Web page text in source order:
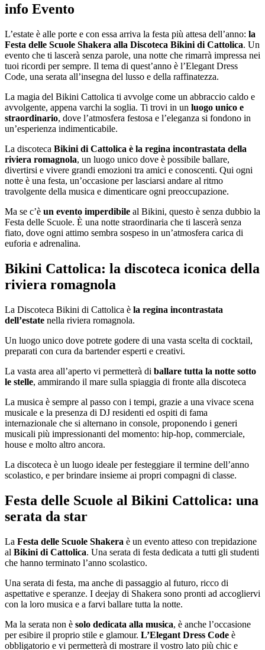
info Evento
L’estate è alle porte e con essa arriva la festa più attesa dell’anno: la
Festa delle Scuole Shakera alla Discoteca Bikini di Cattolica. Un
evento che ti lascerà senza parole, una notte che rimarrà impressa nei
tuoi ricordi per sempre. Il tema di quest’anno è l’Elegant Dress
Code, una serata all’insegna del lusso e della raffinatezza.
La magia del Bikini Cattolica ti avvolge come un abbraccio caldo e
avvolgente, appena varchi la soglia. Ti trovi in un luogo unico e
straordinario, dove l’atmosfera festosa e l’eleganza si fondono in
un’esperienza indimenticabile.
La discoteca Bikini di Cattolica è la regina incontrastata della
riviera romagnola, un luogo unico dove è possibile ballare,
divertirsi e vivere grandi emozioni tra amici e conoscenti. Qui ogni
notte è una festa, un’occasione per lasciarsi andare al ritmo
travolgente della musica e dimenticare ogni preoccupazione.
Ma se c’è un evento imperdibile al Bikini, questo è senza dubbio la
Festa delle Scuole. È una notte straordinaria che ti lascerà senza
fiato, dove ogni attimo sembra sospeso in un’atmosfera carica di
euforia e adrenalina.
Bikini Cattolica: la discoteca iconica della
riviera romagnola
La Discoteca Bikini di Cattolica è la regina incontrastata
dell’estate nella riviera romagnola.
Un luogo unico dove potrete godere di una vasta scelta di cocktail,
preparati con cura da bartender esperti e creativi.
La vasta area all’aperto vi permetterà di ballare tutta la notte sotto
le stelle, ammirando il mare sulla spiaggia di fronte alla discoteca
La musica è sempre al passo con i tempi, grazie a una vivace scena
musicale e la presenza di DJ residenti ed ospiti di fama
internazionale che si alternano in console, proponendo i generi
musicali più impressionanti del momento: hip-hop, commerciale,
house e molto altro ancora.
La discoteca è un luogo ideale per festeggiare il termine dell’anno
scolastico, e per brindare insieme ai propri compagni di classe.
Festa delle Scuole al Bikini Cattolica: una
serata da star
La Festa delle Scuole Shakera è un evento atteso con trepidazione
al Bikini di Cattolica. Una serata di festa dedicata a tutti gli studenti
che hanno terminato l’anno scolastico.
Una serata di festa, ma anche di passaggio al futuro, ricco di
aspettative e speranze. I deejay di Shakera sono pronti ad accogliervi
con la loro musica e a farvi ballare tutta la notte.
Ma la serata non è solo dedicata alla musica, è anche l’occasione
per esibire il proprio stile e glamour. L’Elegant Dress Code è
obbligatorio e vi permetterà di mostrare il vostro lato più chic e